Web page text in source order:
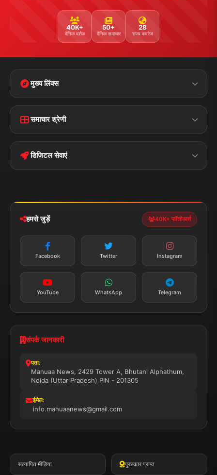
40K+
दैनिक दर्शक
50+
दैनिक समाचार
28
राज्य कवरेज
मुख्य लिंक्स
Disclaimer
Terms &
Privacy Policy
समाचार श्रेणी
पॉलिटिकल झारखण्ड
डिजिटल सेवाएं
न्यूज़ अलर्ट
तत्काल अपडेट
सब्सक्राइब करें
हमसे जुड़ें 40K+ फॉलोअर्स
Facebook Twitter Instagram
YouTube WhatsApp Telegram
संपर्क जानकारी
पता:
Mahuaa News, 2429 Tower A, Bhutani Alphathum,
Noida (Uttar Pradesh) PIN - 201305
ईमेल:
info.mahuaanews@gmail.com
सत्यापित मीडिया पुरस्कार प्राप्त